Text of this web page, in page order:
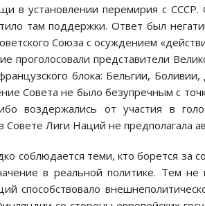
в установлении перемирия с
там поддержки. Ответ был
Союза с осуждением
проголосовали представители
блока: Бельгии,
Совета не было безупречным с
воздержались от участия в
Лиги Наций не предполагала
соблюдается теми, кто борется за
в реальной политике. Тем не
способствовало